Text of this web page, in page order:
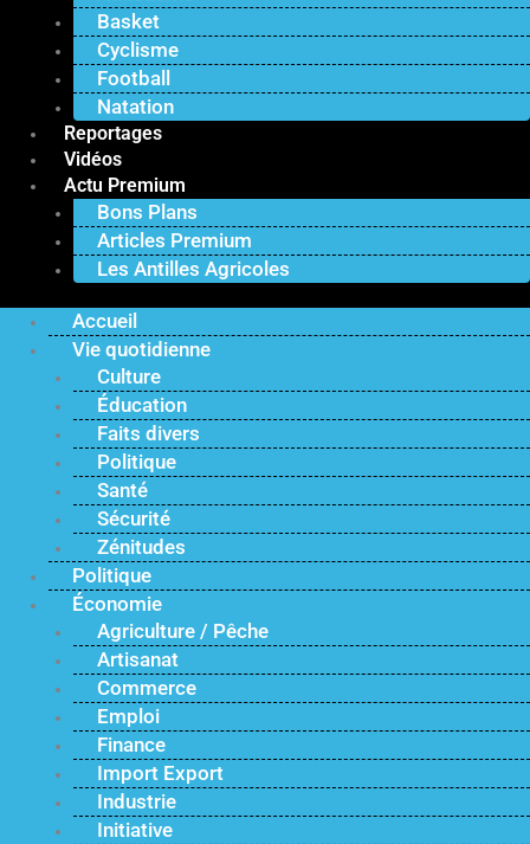
Basket
Cyclisme
Football
Natation
Reportages
Vidéos
Actu Premium
Bons Plans
Articles Premium
Les Antilles Agricoles
Accueil
Vie quotidienne
Culture
Éducation
Faits divers
Politique
Santé
Sécurité
Zénitudes
Politique
Économie
Agriculture / Pêche
Artisanat
Commerce
Emploi
Finance
Import Export
Industrie
Initiative